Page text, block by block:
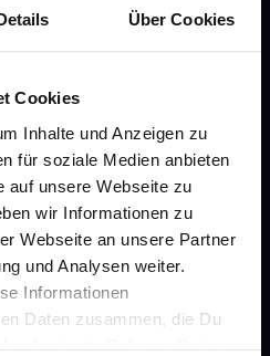
Über Cookies
Cookies
Inhalte und Anzeigen zu
für soziale Medien anbieten
auf unsere Webseite zu
wir Informationen zu
Webseite an unsere Partner
und Analysen weiter.
Informationen
Daten zusammen, die Du
die sie im Rahmen Deiner